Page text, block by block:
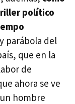
político
parábola del
que en la
de
ahora se ve
hombre